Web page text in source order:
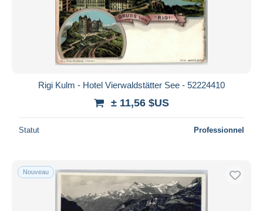
Rigi Kulm - Hotel Vierwaldstätter See - 52224410
± 11,56 $US
Statut Professionnel
Nouveau